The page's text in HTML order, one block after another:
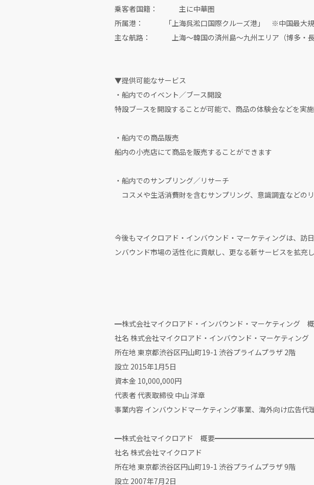
乗客者国籍： 主に中華圏
所属港： 「上海呉淞口国際クルーズ港」 ※中国最大規
主な航路： 上海～韓国の済州島～九州エリア（博多・長
▼提供可能なサービス
・船内でのイベント／ブース開設
特設ブースを開設することが可能で、商品の体験会などを実
・船内での商品販売
船内の小売店にて商品を販売することができます
・船内でのサンプリング／リサーチ
コスメや生活消費財を含むサンプリング、意識調査などの
今後もマイクロアド・インバウンド・マーケティングは、訪
ンバウンド市場の活性化に貢献し、更なる新サービスを拡充し
━株式会社マイクロアド・インバウンド・マーケテ
社名 株式会社マイクロアド・インバウンド・マーケティング
所在地 東京都渋谷区円山町19-1 渋谷プライムプラザ 2階
設立 2015年1月5日
資本金 10,000,000円
代表者 代表取締役 中山 洋章
事業内容 インバウンドマーケティング事業、海外向け広告代
━株式会社マイクロアド 概要
社名 株式会社マイクロアド
所在地 東京都渋谷区円山町19-1 渋谷プライムプラザ 9階
設立 2007年7月2日